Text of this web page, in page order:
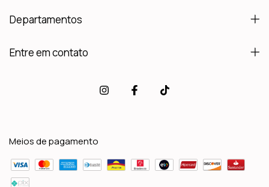
Departamentos
Entre em contato
Meios de pagamento